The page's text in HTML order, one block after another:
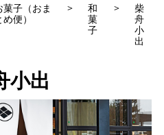
菓子（おま
め便）
>
和
菓
子
>
柴
舟
小
出
小出